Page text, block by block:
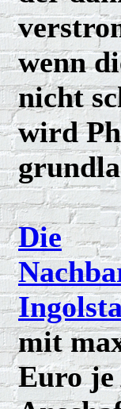
wenn
nicht
wird
Die
mit
Euro